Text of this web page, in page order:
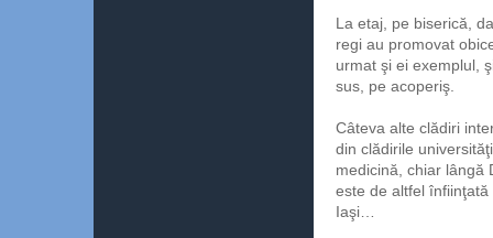
La etaj, pe biserică,
regi au promovat
urmat şi ei exemplul,
sus, pe acoperiş.
Câteva alte clădiri
din clădirile
medicină, chiar lângă
este de altfel
Iaşi…